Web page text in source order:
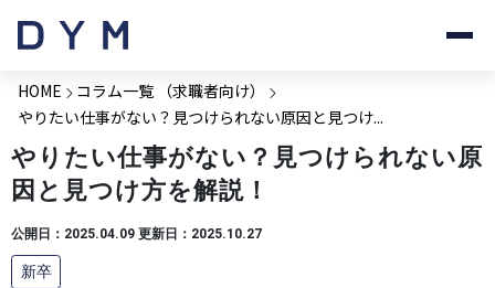
HOME
コラム一覧 （求職者向け）
やりたい仕事がない？見つけられない原因と見つけ...
やりたい仕事がない？見つけられない原
因と見つけ方を解説！
公開日：2025.04.09 更新日：2025.10.27
新卒